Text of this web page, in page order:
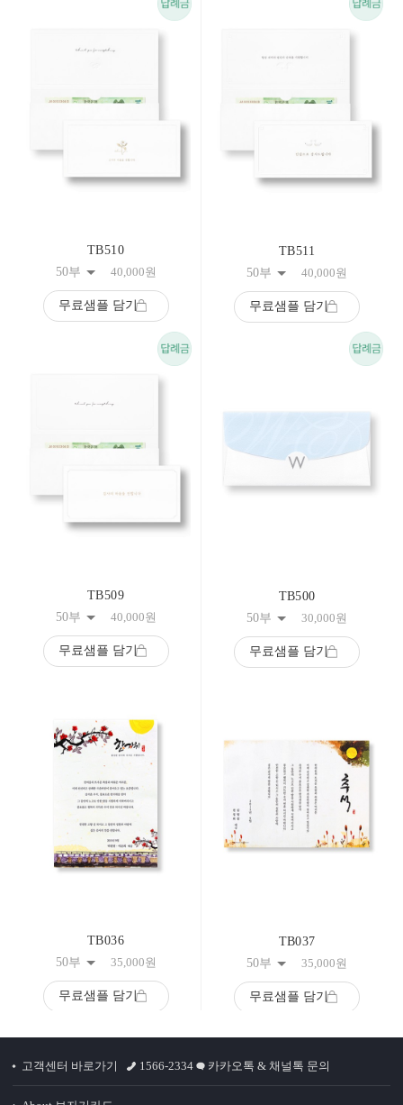
TB510
50부
40,000원
무료샘플 담기
TB511
50부
40,000원
무료샘플 담기
TB509
50부
40,000원
무료샘플 담기
TB500
50부
30,000원
무료샘플 담기
TB036
50부
35,000원
무료샘플 담기
TB037
50부
35,000원
무료샘플 담기
고객센터 바로가기 1566-2334 카카오톡 & 채널톡 문의